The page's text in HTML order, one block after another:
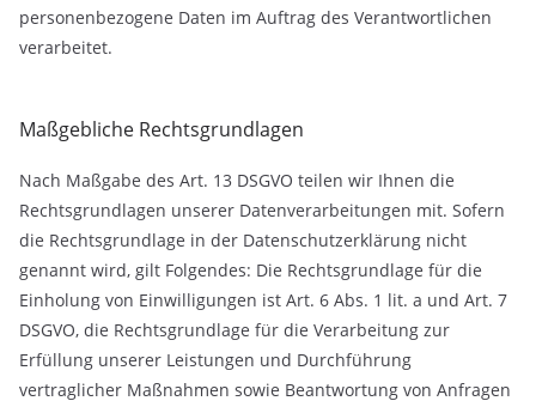
personenbezogene Daten im Auftrag des Verantwortlichen
verarbeitet.
Maßgebliche Rechtsgrundlagen
Nach Maßgabe des Art. 13 DSGVO teilen wir Ihnen die
Rechtsgrundlagen unserer Datenverarbeitungen mit. Sofern
die Rechtsgrundlage in der Datenschutzerklärung nicht
genannt wird, gilt Folgendes: Die Rechtsgrundlage für die
Einholung von Einwilligungen ist Art. 6 Abs. 1 lit. a und Art. 7
DSGVO, die Rechtsgrundlage für die Verarbeitung zur
Erfüllung unserer Leistungen und Durchführung
vertraglicher Maßnahmen sowie Beantwortung von Anfragen